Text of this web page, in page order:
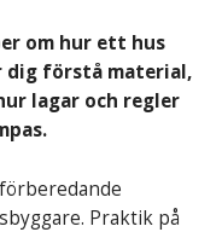
om hur ett hus
dig förstå material,
lagar och regler
Praktik på